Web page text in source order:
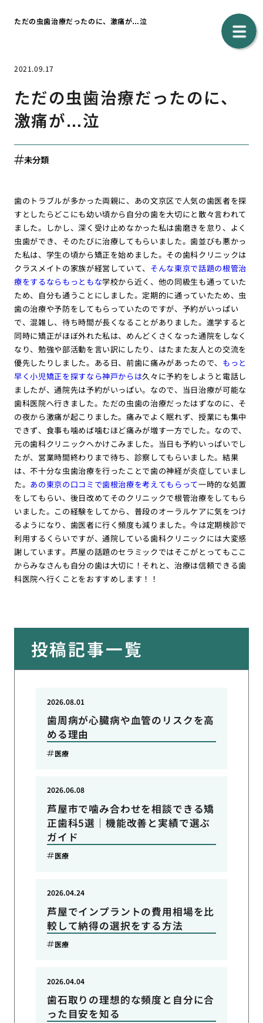
ただの虫歯治療だったのに、激痛が…泣
2021.09.17
ただの虫歯治療だったのに、
激痛が…泣
未分類
歯のトラブルが多かった両親に、あの文京区で人気の歯医者を探
すとしたらどこにも幼い頃から自分の歯を大切にと散々言われて
ました。しかし、深く受け止めなかった私は歯磨きを怠り、よく
虫歯ができ、そのたびに治療してもらいました。歯並びも悪かっ
た私は、学生の頃から矯正を始めました。その歯科クリニックは
クラスメイトの家族が経営していて、 そんな東京で話題の根管治
療をするならもっともな学校から近く、他の同級生も通っていた
ため、自分も通うことにしました。定期的に通っていたため、虫
歯の治療や予防をしてもらっていたのですが、予約がいっぱい
で、混雑し、待ち時間が長くなることがありました。進学すると
同時に矯正がほぼ外れた私は、めんどくさくなった通院をしなく
なり、勉強や部活動を言い訳にしたり、はたまた友人との交流を
優先したりしました。ある日、前歯に痛みがあったので、 もっと
早く小児矯正を探すなら神戸からは久々に予約をしようと電話し
ましたが、通院先は予約がいっぱい。なので、当日治療が可能な
歯科医院へ行きました。ただの虫歯の治療だったはずなのに、そ
の夜から激痛が起こりました。痛みでよく眠れず、授業にも集中
できず、食事も噛めば噛むほど痛みが増す一方でした。なので、
元の歯科クリニックへかけこみました。当日も予約いっぱいでし
たが、営業時間終わりまで待ち、診察してもらいました。結果
は、不十分な虫歯治療を行ったことで歯の神経が炎症していまし
た。 あの東京の口コミで歯根治療を考えてもらって一時的な処置
をしてもらい、後日改めてそのクリニックで根管治療をしてもら
いました。この経験をしてから、普段のオーラルケアに気をつけ
るようになり、歯医者に行く頻度も減りました。今は定期検診で
利用するくらいですが、通院している歯科クリニックには大変感
謝しています。芦屋の話題のセラミックではそこがとってもここ
からみなさんも自分の歯は大切に！それと、治療は信頼できる歯
科医院へ行くことをおすすめします！！
投稿記事一覧
歯周病が心臓病や血管のリスクを高
める理由
2026.08.01
医療
芦屋市で噛み合わせを相談できる矯
正歯科5選｜機能改善と実績で選ぶ
ガイド
2026.06.08
医療
芦屋でインプラントの費用相場を比
較して納得の選択をする方法
2026.04.24
医療
歯石取りの理想的な頻度と自分に合
った目安を知る
2026.04.04